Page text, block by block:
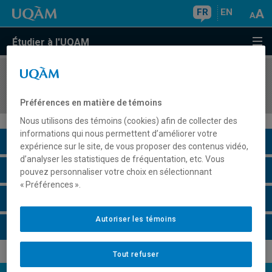
FR EN
Étudier à l'UQAM
COURS//
Description du cours
Horaire - Été 2026
Préférences en matière de témoins
Nous utilisons des témoins (cookies) afin de collecter des
informations qui nous permettent d’améliorer votre
expérience sur le site, de vous proposer des contenus vidéo,
d’analyser les statistiques de fréquentation, etc. Vous
pouvez personnaliser votre choix en sélectionnant
« Préférences ».
Tout refuser
Autoriser les témoins